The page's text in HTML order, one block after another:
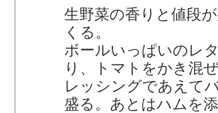
生野菜の香りと値段
くる。
ボールいっぱいのレ
り、トマトをかき混
レッシングであえて
盛る。あとはハムを